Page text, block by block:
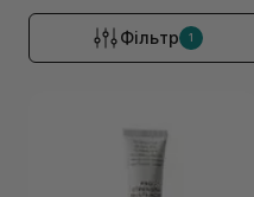
Фільтр 1